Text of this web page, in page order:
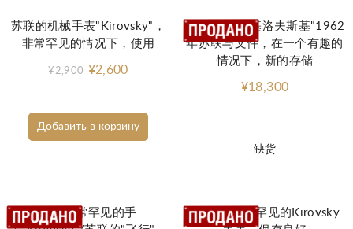
Добавить в корзину
苏联的机械手表"Kirovsky"，
非常罕见的情况下，使用
¥2,900 ¥2,600
缺货
罕见的时钟"基洛夫斯基"1962
年苏联与文件，在一个有趣的
情况下，新的存储
¥18,300
一个非常罕见的手
苏联1943年罕见的Kirovsky